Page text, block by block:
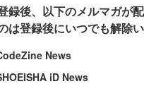
録後、以下のメルマガが
は登録後にいつでも解除い
News
iD News